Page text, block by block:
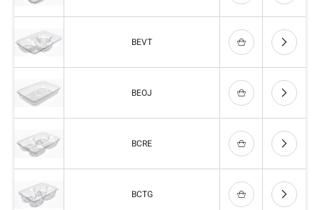
BEVT
BEOJ
BCRE
BCTG